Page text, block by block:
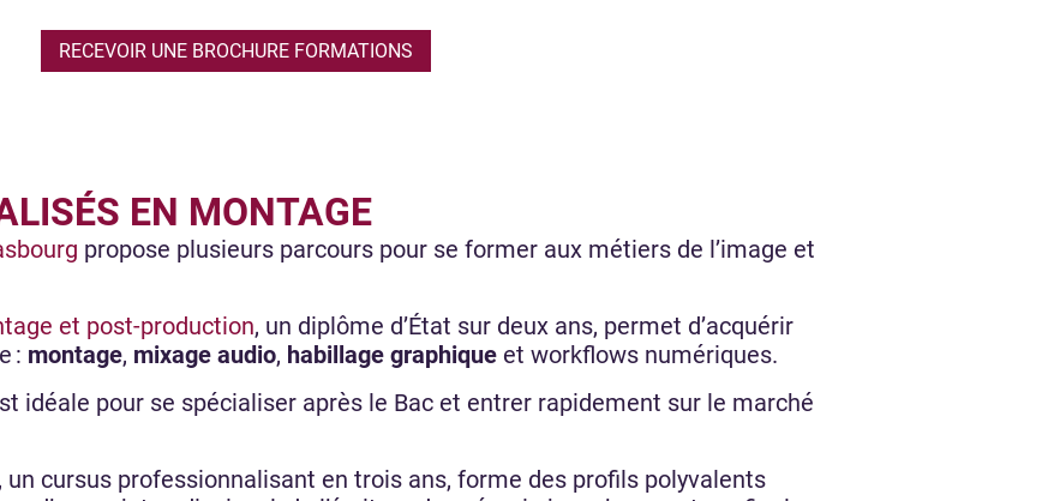
RECEVOIR UNE BROCHURE FORMATIONS
EN MONTAGE
propose plusieurs parcours pour se former aux métiers de l’image et
et post-production, un diplôme d’État sur deux ans, permet d’acquérir
: montage, mixage audio, habillage graphique et workflows numériques.
idéale pour se spécialiser après le Bac et entrer rapidement sur le marché
un cursus professionnalisant en trois ans, forme des profils polyvalents